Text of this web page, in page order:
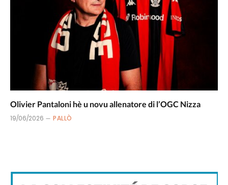
Olivier Pantaloni hè u novu allenatore di l’OGC Nizza
19/06/2026 PALLÒ